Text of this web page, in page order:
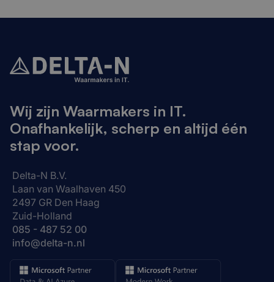
Wij zijn Waarmakers in IT.
Onafhankelijk, scherp en altijd één
stap voor.
Delta-N B.V.
Laan van Waalhaven 450
2497 GR Den Haag
Zuid-Holland
085 - 487 52 00
info@delta-n.nl